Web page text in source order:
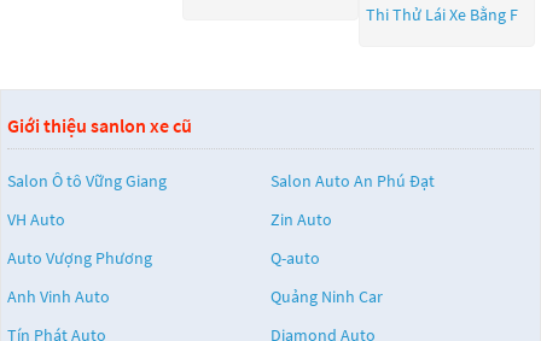
Thi Thử Lái Xe Bằng F
Giới thiệu sanlon xe cũ
Salon Ô tô Vững Giang
Salon Auto An Phú Đạt
VH Auto
Zin Auto
Auto Vượng Phương
Q-auto
Anh Vinh Auto
Quảng Ninh Car
Tín Phát Auto
Diamond Auto